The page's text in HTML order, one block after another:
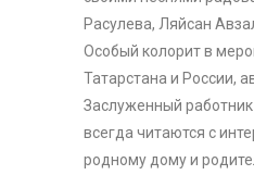
Расулева, Ляйсан
Особый колорит в
Татарстана и России,
Заслуженный работник
всегда читаются с
родному дому и